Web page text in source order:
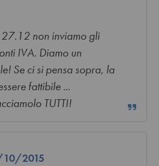
27.12 non inviamo gli
IVA. Diamo un
Se ci si pensa sopra, la
fattibile ...
TUTTI!
2015